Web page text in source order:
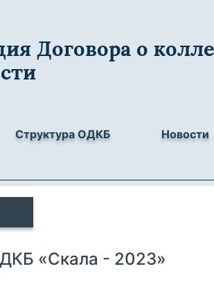
Договора о
Структура ОДКБ Новости
«Скала - 2023»